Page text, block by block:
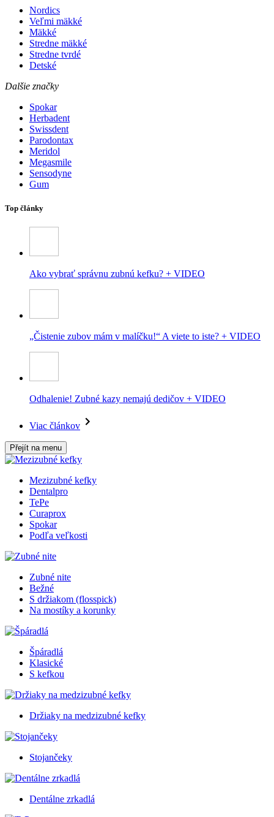
Nordics
Veľmi mäkké
Mäkké
Stredne mäkké
Stredne tvrdé
Detské
Dalšie značky
Spokar
Herbadent
Swissdent
Parodontax
Meridol
Megasmile
Sensodyne
Gum
Top články
Ako vybrať správnu zubnú kefku? + VIDEO
„Čistenie zubov mám v malíčku!“ A viete to iste? + VIDEO
Odhalenie! Zubné kazy nemajú dedičov + VIDEO
Viac článkov
Přejít na menu
Mezizubné kefky
Dentalpro
TePe
Curaprox
Spokar
Podľa veľkosti
Zubné nite
Bežné
S držiakom (flosspick)
Na mostíky a korunky
Špáradlá
Klasické
S kefkou
Držiaky na medzizubné kefky
Stojančeky
Dentálne zrkadlá